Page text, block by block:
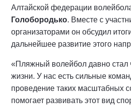
Алтайской федерации
Голобородько. Вместе с
организаторами он обсудил
дальнейшее развитие этого
«Пляжный волейбол давно стал
жизни. У нас есть сильные
проведение таких масштабных
помогает развивать этот вид